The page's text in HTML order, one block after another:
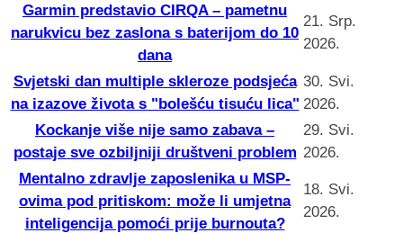
Garmin predstavio CIRQA – pametnu
narukvicu bez zaslona s baterijom do 10
dana
21. Srp.
2026.
Svjetski dan multiple skleroze podsjeća
na izazove života s "bolešću tisuću lica"
30. Svi.
2026.
Kockanje više nije samo zabava –
postaje sve ozbiljniji društveni problem
29. Svi.
2026.
Mentalno zdravlje zaposlenika u MSP-
ovima pod pritiskom: može li umjetna
inteligencija pomoći prije burnouta?
18. Svi.
2026.